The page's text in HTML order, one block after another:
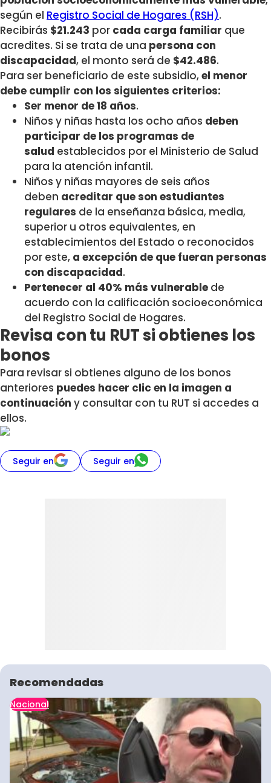
según el Registro Social de Hogares (RSH).
Recibirás $21.243 por cada carga familiar que
acredites. Si se trata de una persona con
discapacidad, el monto será de $42.486.
Para ser beneficiario de este subsidio,el menor
debe cumplir con los siguientes criterios:
Ser menor de 18 años.
Niños y niñas hasta los ocho años deben
participar de los programas de
salud establecidos por el Ministerio de Salud
para la atención infantil.
Niños y niñas mayores de seis años
deben acreditar que son estudiantes
regulares de la enseñanza básica, media,
superior u otros equivalentes, en
establecimientos del Estado o reconocidos
por este, a excepción de que fueran personas
con discapacidad.
Pertenecer al 40% más vulnerable de
acuerdo con la calificación socioeconómica
del Registro Social de Hogares.
Revisa con tu RUT si obtienes los
bonos
Para revisar si obtienes alguno de los bonos
anteriores puedes hacer clic en la imagen a
continuación y consultar con tu RUT si accedes a
ellos.
Seguir en Seguir en
Recomendadas
Nacional